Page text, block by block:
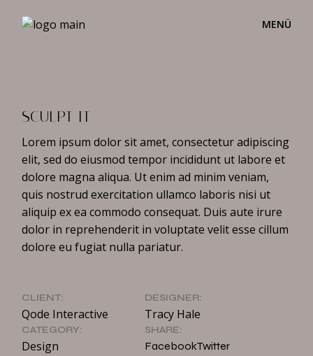
SCULPT IT
Lorem ipsum dolor sit amet, consectetur adipiscing
elit, sed do eiusmod tempor incididunt ut labore et
dolore magna aliqua. Ut enim ad minim veniam,
quis nostrud exercitation ullamco laboris nisi ut
aliquip ex ea commodo consequat. Duis aute irure
dolor in reprehenderit in voluptate velit esse cillum
dolore eu fugiat nulla pariatur.
CLIENT:
Qode Interactive
DESIGNER:
Tracy Hale
CATEGORY:
Design
SHARE:
FacebookTwitter